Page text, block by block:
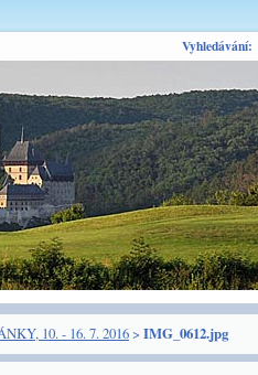
10. - 16. 7. 2016> IMG_0612.jpg
Vyhledávání: